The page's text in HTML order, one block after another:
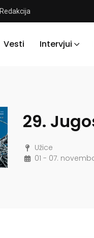
Redakcija
Vesti Intervjui
29.
Užice
01 - 07.